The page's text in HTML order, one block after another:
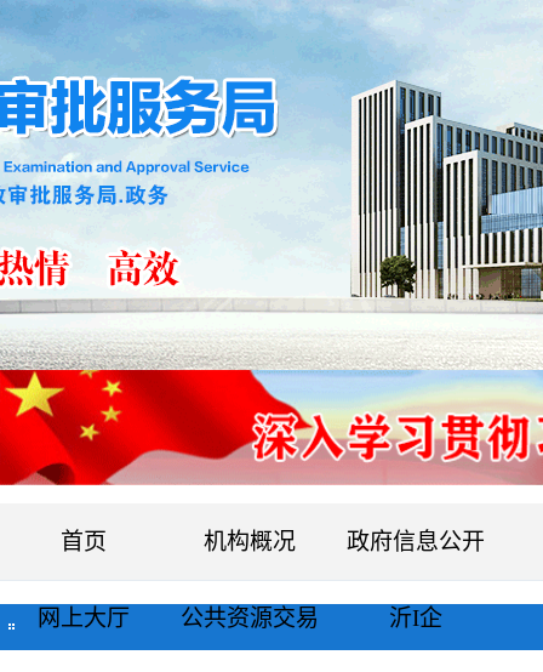
首页 机构概况 政府信息公开
网上大厅 公共资源交易 沂I企